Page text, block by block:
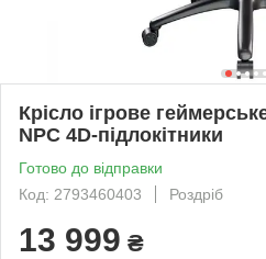
Крісло ігрове
NPC 4D-підлокітники
Готово до відправки
Код: 2793460403
Роздріб
13 999 ₴